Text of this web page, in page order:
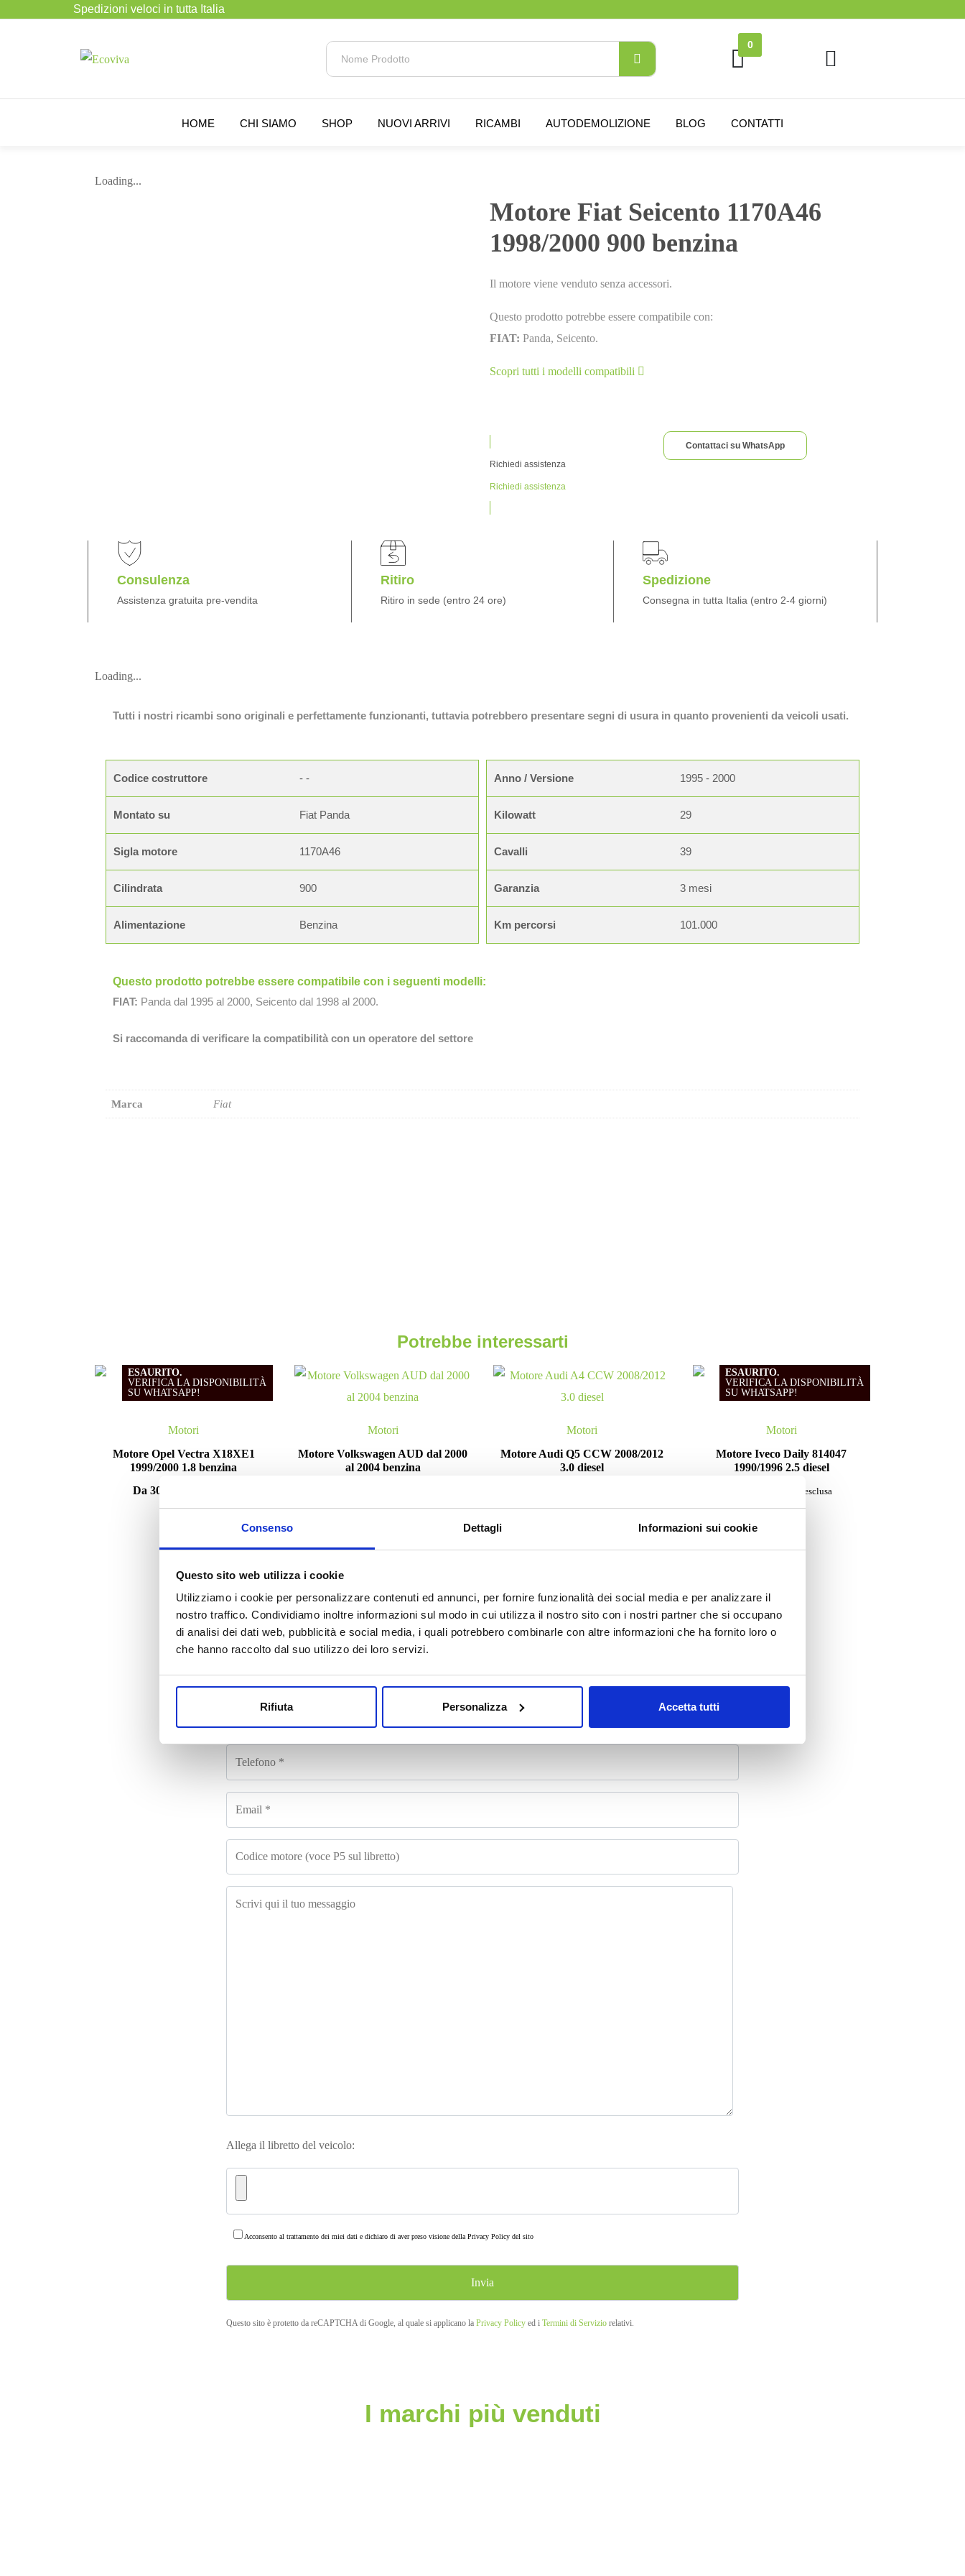
Consenso Dettagli Informazioni sui cookie
Questo sito web utilizza i cookie
Utilizziamo i cookie per personalizzare contenuti ed annunci, per fornire funzionalità dei social media e per analizzare il
nostro traffico. Condividiamo inoltre informazioni sul modo in cui utilizza il nostro sito con i nostri partner che si occupano
di analisi dei dati web, pubblicità e social media, i quali potrebbero combinarle con altre informazioni che ha fornito loro o
che hanno raccolto dal suo utilizzo dei loro servizi.
Rifiuta Personalizza Accetta tutti
Spedizioni veloci in tutta Italia
0
HOME CHI SIAMO SHOP NUOVI ARRIVI RICAMBI AUTODEMOLIZIONE BLOG CONTATTI
Loading...
Motore Fiat Seicento 1170A46
1998/2000 900 benzina
Il motore viene venduto senza accessori.
Questo prodotto potrebbe essere compatibile con:
FIAT: Panda, Seicento.
Scopri tutti i modelli compatibili
Richiedi assistenza
Richiedi assistenza
Contattaci su WhatsApp
Consulenza
Assistenza gratuita pre-vendita
Ritiro
Ritiro in sede (entro 24 ore)
Spedizione
Consegna in tutta Italia (entro 2-4 giorni)
Loading...
Tutti i nostri ricambi sono originali e perfettamente funzionanti, tuttavia potrebbero presentare segni di usura in quanto provenienti da veicoli usati.
Codice costruttore - -
Montato su Fiat Panda
Sigla motore 1170A46
Cilindrata 900
Alimentazione Benzina
Anno / Versione 1995 - 2000
Kilowatt 29
Cavalli 39
Garanzia 3 mesi
Km percorsi 101.000
Questo prodotto potrebbe essere compatibile con i seguenti modelli:
FIAT: Panda dal 1995 al 2000, Seicento dal 1998 al 2000.
Si raccomanda di verificare la compatibilità con un operatore del settore
Marca Fiat
Potrebbe interessarti
Motori
ESAURITO.
VERIFICA LA DISPONIBILITÀ
SU WHATSAPP!
Motore Opel Vectra X18XE1
1999/2000 1.8 benzina
Da 300.00
Motori
Motore Volkswagen AUD dal 2000
al 2004 benzina
Motori
Motore Audi Q5 CCW 2008/2012
3.0 diesel
Motori
ESAURITO.
VERIFICA LA DISPONIBILITÀ
SU WHATSAPP!
Motore Iveco Daily 814047
1990/1996 2.5 diesel
IVA esclusa
Compila il form e richiedi informazioni
Allega il libretto del veicolo:
Acconsento al trattamento dei miei dati e dichiaro di aver preso visione dellaPrivacy Policy del sito
Questo sito è protetto da reCAPTCHA di Google, al quale si applicano laPrivacy Policy ed iTermini di Servizio relativi.
I marchi più venduti